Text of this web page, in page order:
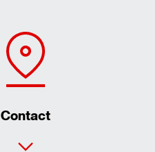
Contact